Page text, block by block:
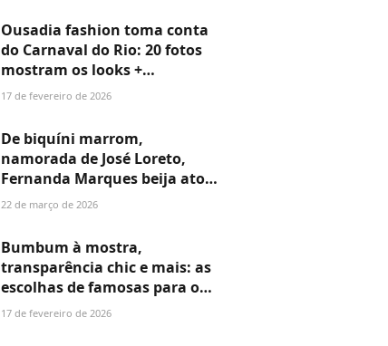
da Série Ouro. Veja fotos!
Ousadia fashion toma conta
do Carnaval do Rio: 20 fotos
mostram os looks +
extravagantes das famosas
17 de fevereiro de 2026
De biquíni marrom,
namorada de José Loreto,
Fernanda Marques beija ator
e esquenta clima em dia de
22 de março de 2026
Bumbum à mostra,
transparência chic e mais: as
escolhas de famosas para os
Camarotes na 2ª noite de
17 de fevereiro de 2026